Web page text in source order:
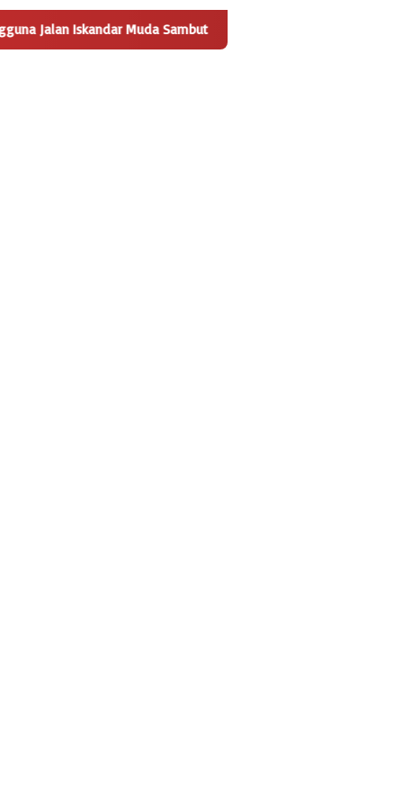
Muda Sambut Positif Pembangunan Tempat Pengelolaan